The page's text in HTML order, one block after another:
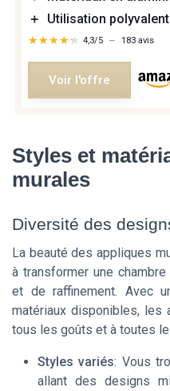
＋
Utilisation
★★★★★
★★★★★ 4,3/5 — 183 avis
Voir l'offre
Styles et
murales
Diversité des
La beauté des appliques
à transformer une
et de raffinement. Avec
matériaux disponibles, les
tous les goûts et à toutes
Styles variés: Vous
allant des designs